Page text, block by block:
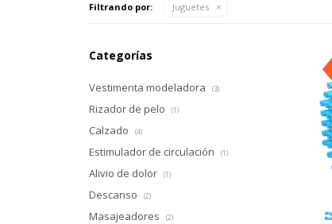
Filtrando por: Juguetes
Categorías
Vestimenta modeladora (3)
Rizador de pelo (1)
Calzado (4)
Estimulador de circulación (1)
Alivio de dolor (1)
Descanso (2)
Masajeadores (2)